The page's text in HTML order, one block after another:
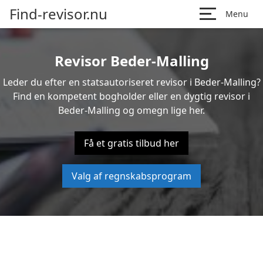
Find-revisor.nu Menu
Revisor Beder-Malling
Leder du efter en statsautoriseret revisor i Beder-Malling?
Find en kompetent bogholder eller en dygtig revisor i
Beder-Malling og omegn lige her.
Få et gratis tilbud her
Valg af regnskabsprogram